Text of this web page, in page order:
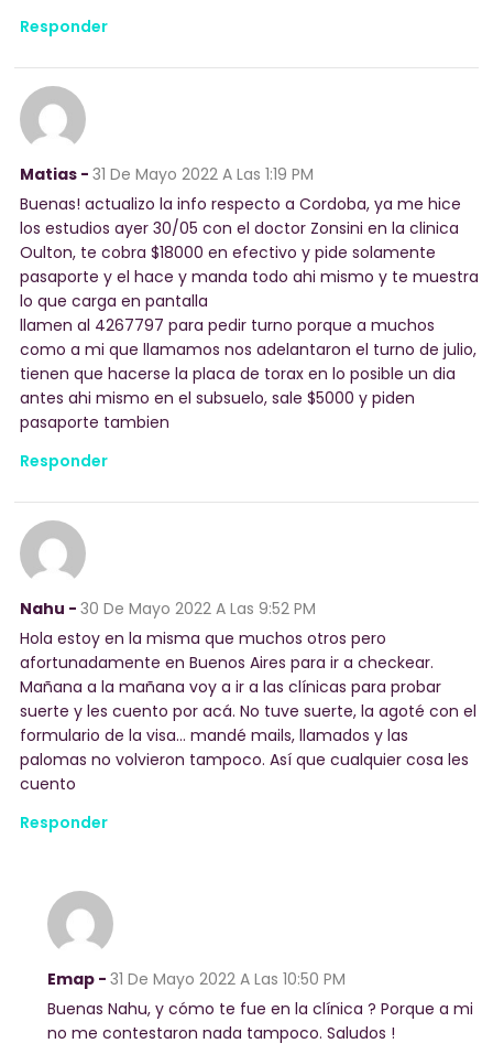
Responder
Matias - 31 De Mayo 2022 A Las 1:19 PM
Buenas! actualizo la info respecto a Cordoba, ya me hice
los estudios ayer 30/05 con el doctor Zonsini en la clinica
Oulton, te cobra $18000 en efectivo y pide solamente
pasaporte y el hace y manda todo ahi mismo y te muestra
lo que carga en pantalla
llamen al 4267797 para pedir turno porque a muchos
como a mi que llamamos nos adelantaron el turno de julio,
tienen que hacerse la placa de torax en lo posible un dia
antes ahi mismo en el subsuelo, sale $5000 y piden
pasaporte tambien
Responder
Nahu - 30 De Mayo 2022 A Las 9:52 PM
Hola estoy en la misma que muchos otros pero
afortunadamente en Buenos Aires para ir a checkear.
Mañana a la mañana voy a ir a las clínicas para probar
suerte y les cuento por acá. No tuve suerte, la agoté con el
formulario de la visa… mandé mails, llamados y las
palomas no volvieron tampoco. Así que cualquier cosa les
cuento
Responder
Emap - 31 De Mayo 2022 A Las 10:50 PM
Buenas Nahu, y cómo te fue en la clínica ? Porque a mi
no me contestaron nada tampoco. Saludos !